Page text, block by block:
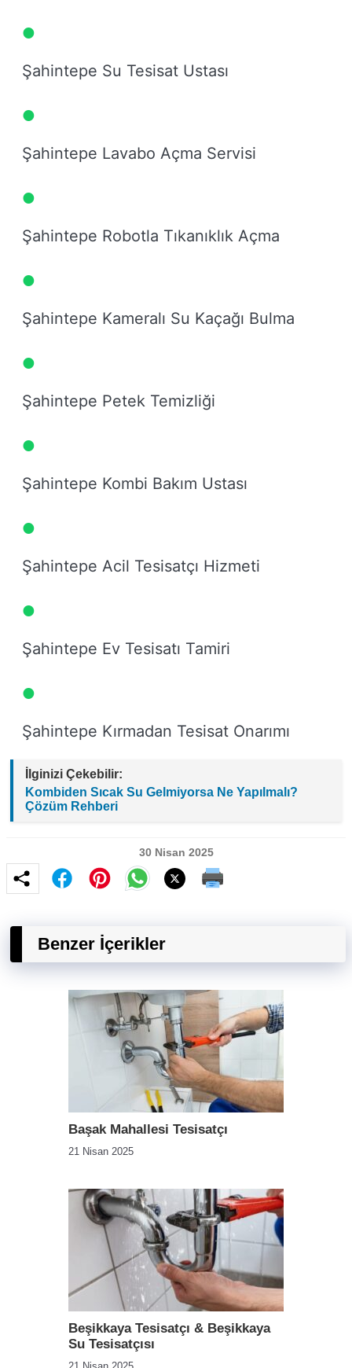
Şahintepe Su Tesisat Ustası
Şahintepe Lavabo Açma Servisi
Şahintepe Robotla Tıkanıklık Açma
Şahintepe Kameralı Su Kaçağı Bulma
Şahintepe Petek Temizliği
Şahintepe Kombi Bakım Ustası
Şahintepe Acil Tesisatçı Hizmeti
Şahintepe Ev Tesisatı Tamiri
Şahintepe Kırmadan Tesisat Onarımı
İlginizi Çekebilir:
Kombiden Sıcak Su Gelmiyorsa Ne Yapılmalı?
Çözüm Rehberi
30 Nisan 2025
Benzer İçerikler
Başak Mahallesi Tesisatçı
21 Nisan 2025
Beşikkaya Tesisatçı & Beşikkaya
Su Tesisatçısı